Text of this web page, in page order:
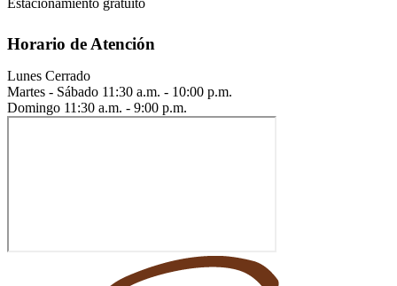
Estacionamiento gratuito
Horario de Atención
Lunes Cerrado
Martes - Sábado 11:30 a.m. - 10:00 p.m.
Domingo 11:30 a.m. - 9:00 p.m.